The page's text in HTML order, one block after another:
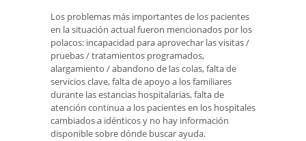
Los problemas más importantes de los pacientes
en la situación actual fueron mencionados por los
polacos: incapacidad para aprovechar las visitas /
pruebas / tratamientos programados,
alargamiento / abandono de las colas, falta de
servicios clave, falta de apoyo a los familiares
durante las estancias hospitalarias, falta de
atención continua a los pacientes en los hospitales
cambiados a idénticos y no hay información
disponible sobre dónde buscar ayuda.